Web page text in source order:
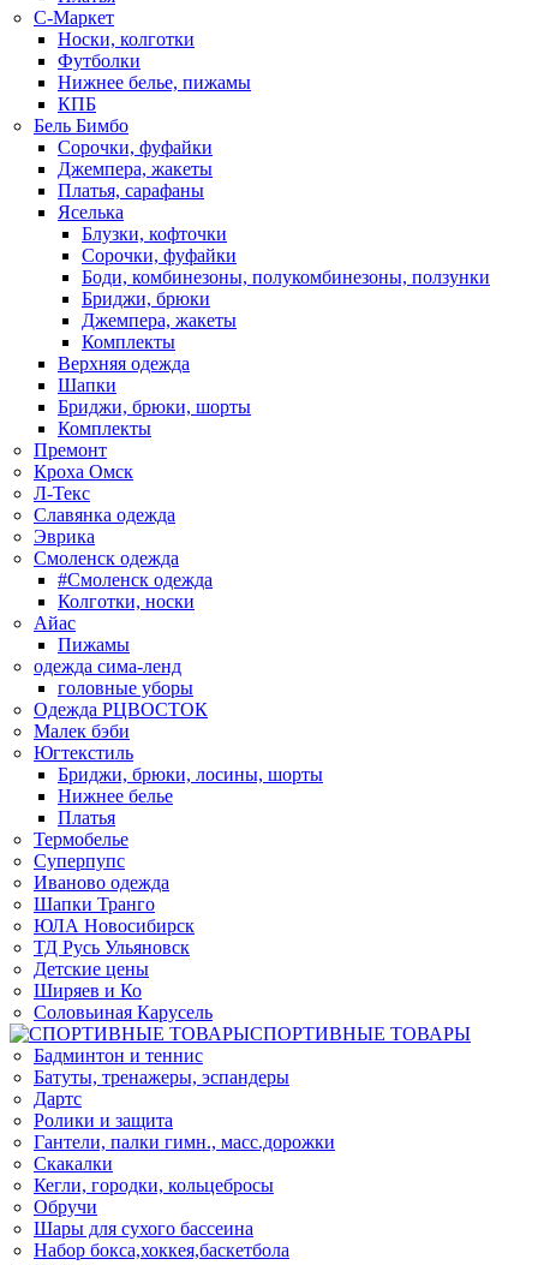
С-Маркет
Носки, колготки
Футболки
Нижнее белье, пижамы
КПБ
Бель Бимбо
Сорочки, фуфайки
Джемпера, жакеты
Платья, сарафаны
Яселька
Блузки, кофточки
Сорочки, фуфайки
Боди, комбинезоны, полукомбинезоны, ползунки
Бриджи, брюки
Джемпера, жакеты
Комплекты
Верхняя одежда
Шапки
Бриджи, брюки, шорты
Комплекты
Премонт
Кроха Омск
Л-Текс
Славянка одежда
Эврика
Смоленск одежда
#Смоленск одежда
Колготки, носки
Айас
Пижамы
одежда сима-ленд
головные уборы
Одежда РЦВОСТОК
Малек бэби
Югтекстиль
Бриджи, брюки, лосины, шорты
Нижнее белье
Платья
Термобелье
Суперпупс
Иваново одежда
Шапки Транго
ЮЛА Новосибирск
ТД Русь Ульяновск
Детские цены
Ширяев и Ко
Соловьиная Карусель
СПОРТИВНЫЕ ТОВАРЫ
Бадминтон и теннис
Батуты, тренажеры, эспандеры
Дартс
Ролики и защита
Гантели, палки гимн., масс.дорожки
Скакалки
Кегли, городки, кольцебросы
Обручи
Шары для сухого бассеина
Набор бокса,хоккея,баскетбола